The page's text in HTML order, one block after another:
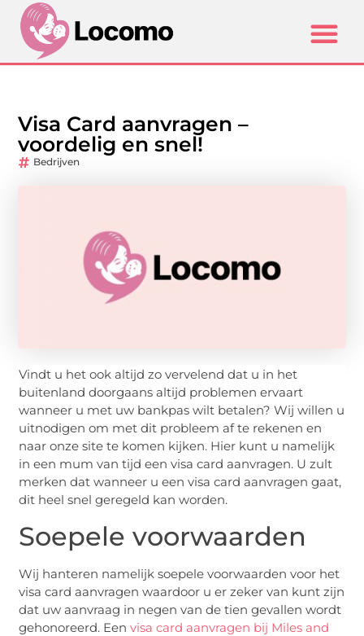
Visa Card aanvragen –
voordelig en snel!
Bedrijven
Vindt u het ook altijd zo vervelend dat u in het
buitenland doorgaans altijd problemen ervaart
wanneer u met uw bankpas wilt betalen? Wij willen u
uitnodigen om met dit probleem af te rekenen en
naar onze site te komen kijken. Hier kunt u namelijk
in een mum van tijd een visa card aanvragen. U zult
merken dat wanneer u een visa card aanvragen gaat,
dit heel snel geregeld kan worden.
Soepele voorwaarden
Wij hanteren namelijk soepele voorwaarden voor het
visa card aanvragen waardoor u er zeker van kunt zijn
dat uw aanvraag in negen van de tien gevallen wordt
gehonoreerd. Eenvisa card aanvragen bij Miles and